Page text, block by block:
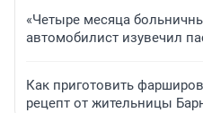
«Четыре месяца
автомобилист изувечил
Как приготовить
рецепт от жительницы